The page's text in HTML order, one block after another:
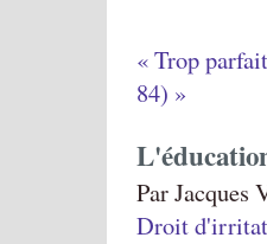
« Trop
84) »
Par Jacques
Droit